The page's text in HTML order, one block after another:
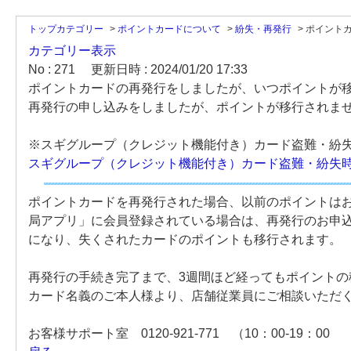
トップカテゴリー > ポイントカードについて > 紛失・再発行 > ポイント
カテゴリー表示
No : 271
更新日時 : 2024/01/20 17:33
ポイントカードの再発行をしましたが、いつポイントが
再発行の申し込みをしましたが、ポイントが移行されま
※スギグループ（クレジット機能付き）カード盗難・紛
スギグループ（クレジット機能付き）カード盗難・紛失
ポイントカードを再発行された場合、以前のポイント
局アプリ」に会員登録されている場合は、再発行のお
になり、失くされたカードのポイントも移行されます。
再発行の手続き完了まで、3週間ほど経ってもポイント
カード名義のご本人様より、店舗従業員にご相談いた
お客様サポート室 0120-921-771 （10：00-19：00